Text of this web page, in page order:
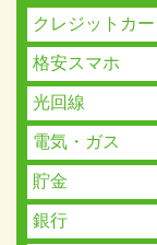
クレジットカー
格安スマホ
光回線
電気・ガス
貯金
銀行